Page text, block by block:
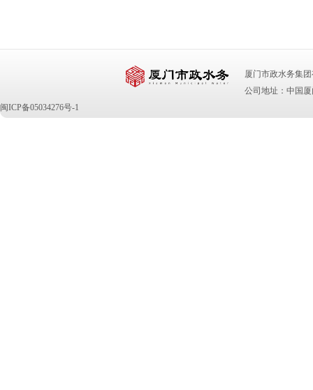
厦门市政水务集团
公司地址：中国
闽ICP备05034276号-1